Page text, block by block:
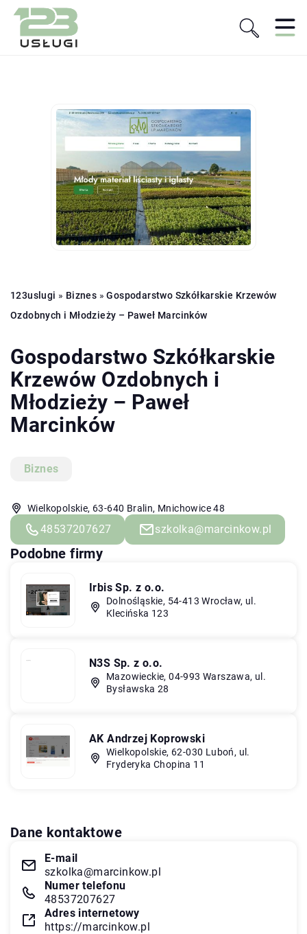
123uslugi » Biznes »Gospodarstwo Szkółkarskie Krzewów
Ozdobnych i Młodzieży – Paweł Marcinków
Gospodarstwo Szkółkarskie
Krzewów Ozdobnych i
Młodzieży – Paweł
Marcinków
Biznes
Wielkopolskie, 63-640 Bralin, Mnichowice 48
48537207627 szkolka@marcinkow.pl
Podobne firmy
Irbis Sp. z o.o.
Dolnośląskie, 54-413 Wrocław, ul.
Klecińska 123
N3S Sp. z o.o.
Mazowieckie, 04-993 Warszawa, ul.
Bysławska 28
AK Andrzej Koprowski
Wielkopolskie, 62-030 Luboń, ul.
Fryderyka Chopina 11
Dane kontaktowe
E-mail
szkolka@marcinkow.pl
Numer telefonu
48537207627
Adres internetowy
https://marcinkow.pl